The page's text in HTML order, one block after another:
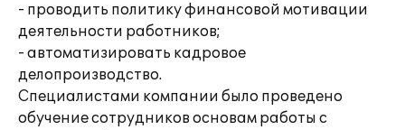
- проводить политику финансовой мотивации
деятельности работников;
- автоматизировать кадровое
делопроизводство.
Специалистами компании было проведено
обучение сотрудников основам работы с